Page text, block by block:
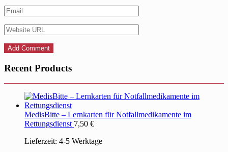
Recent Products
MedisBitte – Lernkarten für Notfallmedikamente im
Rettungsdienst 7,50 €
Lieferzeit: 4-5 Werktage